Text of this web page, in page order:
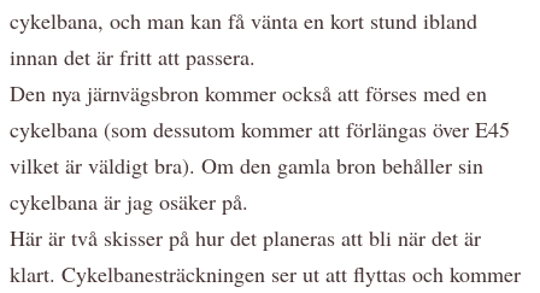
cykelbana, och man kan få vänta en kort stund ibland
innan det är fritt att passera.
Den nya järnvägsbron kommer också att förses med en
cykelbana (som dessutom kommer att förlängas över E45
vilket är väldigt bra). Om den gamla bron behåller sin
cykelbana är jag osäker på.
Här är två skisser på hur det planeras att bli när det är
klart. Cykelbanesträckningen ser ut att flyttas och kommer